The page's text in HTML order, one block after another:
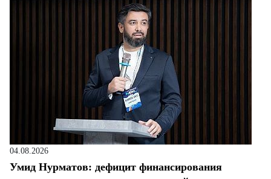
04.08.2026
Умид Нурматов: дефицит финансирования